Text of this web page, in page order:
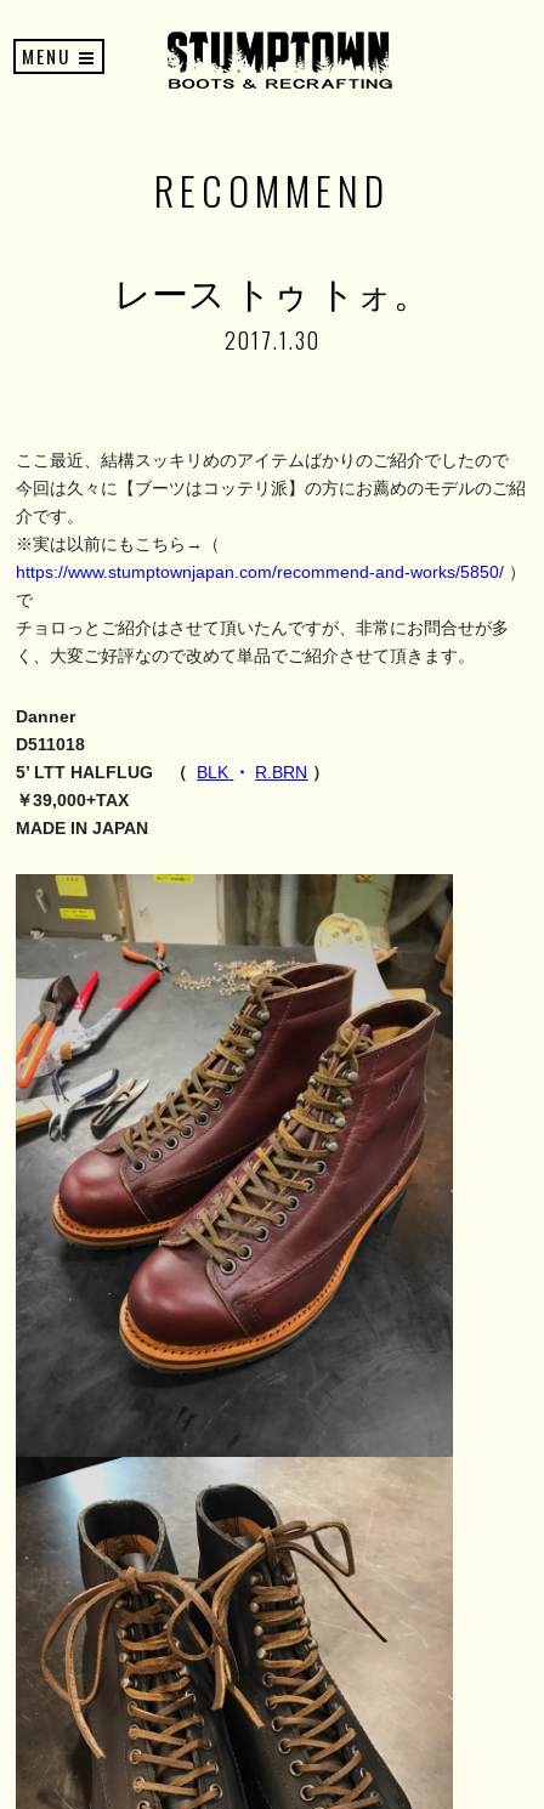
MENU
RECOMMEND
レース トゥ トォ。
2017.1.30
ここ最近、結構スッキリめのアイテムばかりのご紹介でしたので
今回は久々に【ブーツはコッテリ派】の方にお薦めのモデルのご紹
介です。
※実は以前にもこちら→（
https://www.stumptownjapan.com/recommend-and-works/5850/ ）
で
チョロっとご紹介はさせて頂いたんですが、非常にお問合せが多
く、大変ご好評なので改めて単品でご紹介させて頂きます。
Danner
D511018
5’ LTT HALFLUG （ BLK ・ R.BRN ）
￥39,000+TAX
MADE IN JAPAN